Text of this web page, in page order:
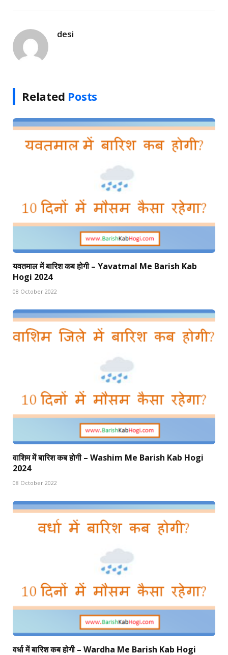
desi
Related Posts
यवतमाल में बारिश कब होगी – Yavatmal Me Barish Kab
Hogi 2024
08 October 2022
वाशिम में बारिश कब होगी – Washim Me Barish Kab Hogi
2024
08 October 2022
वर्धा में बारिश कब होगी – Wardha Me Barish Kab Hogi